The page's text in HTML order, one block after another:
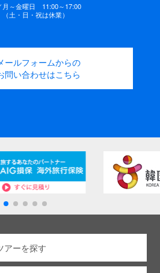
月～金曜日 11:00～17:00
（土・日・祝は休業）
ールフォームからの
問い合わせはこちら
アーを探す